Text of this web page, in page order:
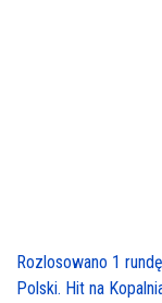
Rozlosowano 1
Polski. Hit na